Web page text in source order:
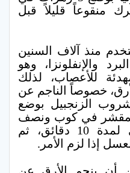
منقوعاً قليلاً قبل
منذ آلاف السنين
والإنفلونزا، وهو
للأعصاب، لذلك
خصوصاً الناجم عن
الزنجبيل بوضع
في كوب ونصف
الكوب من الماء ويغلى لمدة 10 دقائق، ثم
إذا لزم الأمر.